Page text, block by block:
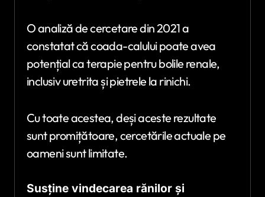
O analiză de cercetare din 2021 a
constatat că coada-calului poate avea
potențial ca terapie pentru bolile renale,
inclusiv uretrita și pietrele la rinichi.
Cu toate acestea, deși aceste rezultate
sunt promițătoare, cercetările actuale pe
oameni sunt limitate.
Susține vindecarea rănilor și